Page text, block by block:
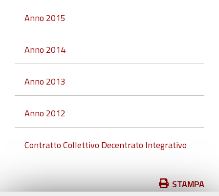
Anno 2015
Anno 2014
Anno 2013
Anno 2012
Contratto Collettivo Decentrato Integrativo
STAMPA